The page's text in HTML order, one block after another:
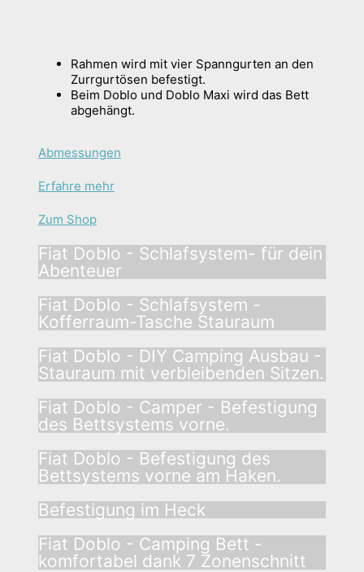
Rahmen wird mit vier Spanngurten an den
Zurrgurtösen befestigt.
Beim Doblo und Doblo Maxi wird das Bett
abgehängt.
Abmessungen
Erfahre mehr
Zum Shop
Fiat Doblo - Schlafsystem- für dein
Abenteuer
Fiat Doblo - Schlafsystem -
Kofferraum-Tasche Stauraum
Fiat Doblo - DIY Camping Ausbau -
Stauraum mit verbleibenden Sitzen.
Fiat Doblo - Camper - Befestigung
des Bettsystems vorne.
Fiat Doblo - Befestigung des
Bettsystems vorne am Haken.
Befestigung im Heck
Fiat Doblo - Camping Bett -
komfortabel dank 7 Zonenschnitt